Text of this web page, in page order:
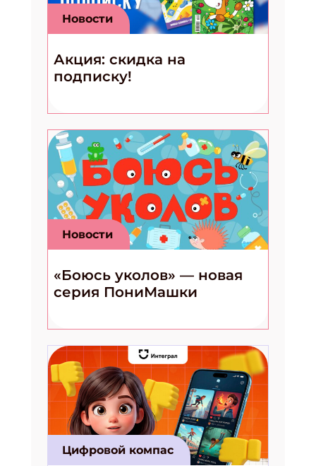
Новости
Акция: скидка на
подписку!
Новости
«Боюсь уколов» — новая
серия ПониМашки
Цифровой компас